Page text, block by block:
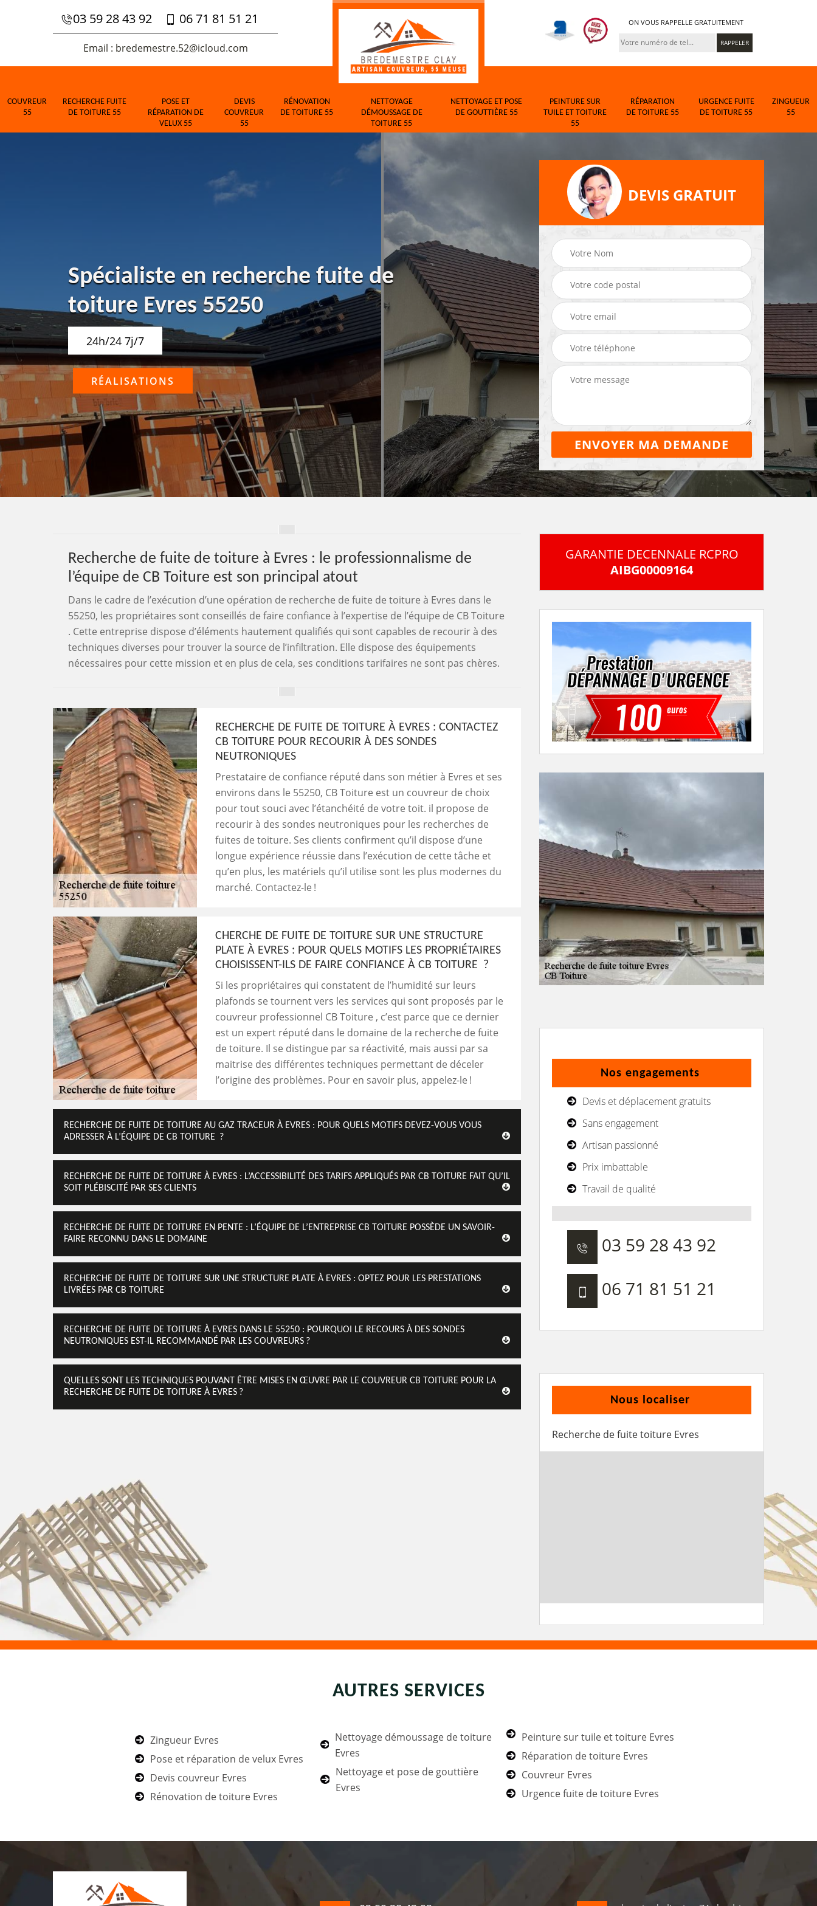
03 59 28 43 92 06 71 81 51 21
Email : bredemestre.52@icloud.com
ON VOUS RAPPELLE GRATUITEMENT
COUVREUR
55
RECHERCHE FUITE
DE TOITURE 55
POSE ET
RÉPARATION DE
VELUX 55
DEVIS
COUVREUR
55
RÉNOVATION
DE TOITURE 55
NETTOYAGE
DÉMOUSSAGE DE
TOITURE 55
NETTOYAGE ET POSE
DE GOUTTIÈRE 55
PEINTURE SUR
TUILE ET TOITURE
55
RÉPARATION
DE TOITURE 55
URGENCE FUITE
DE TOITURE 55
ZINGUEUR
55
Spécialiste en recherche fuite de
toiture Evres 55250
24h/24 7j/7
RÉALISATIONS
DEVIS GRATUIT
Recherche de fuite de toiture à Evres : le professionnalisme de
l’équipe de CB Toiture est son principal atout
Dans le cadre de l’exécution d’une opération de recherche de fuite de toiture à Evres dans le
55250, les propriétaires sont conseillés de faire confiance à l’expertise de l’équipe de CB Toiture
. Cette entreprise dispose d’éléments hautement qualifiés qui sont capables de recourir à des
techniques diverses pour trouver la source de l’infiltration. Elle dispose des équipements
nécessaires pour cette mission et en plus de cela, ses conditions tarifaires ne sont pas chères.
RECHERCHE DE FUITE DE TOITURE À EVRES : CONTACTEZ
CB TOITURE POUR RECOURIR À DES SONDES
NEUTRONIQUES
Prestataire de confiance réputé dans son métier à Evres et ses
environs dans le 55250, CB Toiture est un couvreur de choix
pour tout souci avec l’étanchéité de votre toit. il propose de
recourir à des sondes neutroniques pour les recherches de
fuites de toiture. Ses clients confirment qu’il dispose d’une
longue expérience réussie dans l’exécution de cette tâche et
qu’en plus, les matériels qu’il utilise sont les plus modernes du
marché. Contactez-le !
CHERCHE DE FUITE DE TOITURE SUR UNE STRUCTURE
PLATE À EVRES : POUR QUELS MOTIFS LES PROPRIÉTAIRES
CHOISISSENT-ILS DE FAIRE CONFIANCE À CB TOITURE ?
Si les propriétaires qui constatent de l’humidité sur leurs
plafonds se tournent vers les services qui sont proposés par le
couvreur professionnel CB Toiture , c’est parce que ce dernier
est un expert réputé dans le domaine de la recherche de fuite
de toiture. Il se distingue par sa réactivité, mais aussi par sa
maitrise des différentes techniques permettant de déceler
l’origine des problèmes. Pour en savoir plus, appelez-le !
RECHERCHE DE FUITE DE TOITURE AU GAZ TRACEUR À EVRES : POUR QUELS MOTIFS DEVEZ-VOUS VOUS
ADRESSER À L’ÉQUIPE DE CB TOITURE ?
RECHERCHE DE FUITE DE TOITURE À EVRES : L’ACCESSIBILITÉ DES TARIFS APPLIQUÉS PAR CB TOITURE FAIT QU’IL
SOIT PLÉBISCITÉ PAR SES CLIENTS
RECHERCHE DE FUITE DE TOITURE EN PENTE : L’ÉQUIPE DE L’ENTREPRISE CB TOITURE POSSÈDE UN SAVOIR-
FAIRE RECONNU DANS LE DOMAINE
RECHERCHE DE FUITE DE TOITURE SUR UNE STRUCTURE PLATE À EVRES : OPTEZ POUR LES PRESTATIONS
LIVRÉES PAR CB TOITURE
RECHERCHE DE FUITE DE TOITURE À EVRES DANS LE 55250 : POURQUOI LE RECOURS À DES SONDES
NEUTRONIQUES EST-IL RECOMMANDÉ PAR LES COUVREURS ?
QUELLES SONT LES TECHNIQUES POUVANT ÊTRE MISES EN ŒUVRE PAR LE COUVREUR CB TOITURE POUR LA
RECHERCHE DE FUITE DE TOITURE À EVRES ?
GARANTIE DECENNALE RCPRO
AIBG00009164
Nos engagements
Devis et déplacement gratuits
Sans engagement
Artisan passionné
Prix imbattable
Travail de qualité
03 59 28 43 92
06 71 81 51 21
Nous localiser
Recherche de fuite toiture Evres
AUTRES SERVICES
Zingueur Evres
Pose et réparation de velux Evres
Devis couvreur Evres
Rénovation de toiture Evres
Nettoyage démoussage de toiture
Evres
Nettoyage et pose de gouttière
Evres
Peinture sur tuile et toiture Evres
Réparation de toiture Evres
Couvreur Evres
Urgence fuite de toiture Evres